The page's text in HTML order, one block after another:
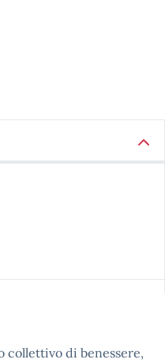
collettivo di benessere,